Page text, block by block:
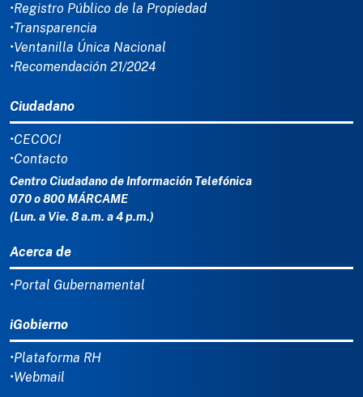
•Registro Público de la Propiedad
•Transparencia
•Ventanilla Única Nacional
•Recomendación 21/2024
Ciudadano
•CECOCI
•Contacto
Centro Ciudadano de Información Telefónica
070 o 800 MÁRCAME
(Lun. a Vie. 8 a.m. a 4 p.m.)
Acerca de
•Portal Gubernamental
iGobierno
•Plataforma RH
•Webmail